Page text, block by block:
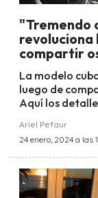
"Tremendo
revoluciona
compartir
La modelo
luego de
Aquí los
Ariel Pefaur
24 enero, 2024 a las